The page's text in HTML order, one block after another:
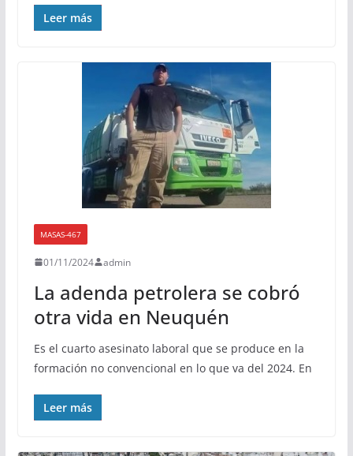
Leer más
MASAS-467
01/11/2024 admin
La adenda petrolera se cobró
otra vida en Neuquén
Es el cuarto asesinato laboral que se produce en la
formación no convencional en lo que va del 2024. En
Leer más